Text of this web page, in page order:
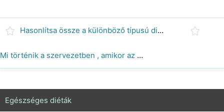
Hasonlítsa össze a különböző típusú diéta
Mi történik a szervezetben , amikor az egyik iszik alkoholt ?
Egészséges diéták